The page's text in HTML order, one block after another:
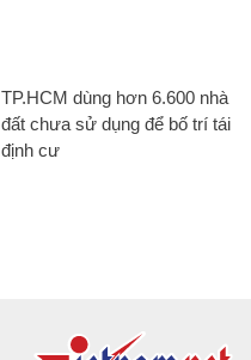
TP.HCM dùng hơn 6.600 nhà
đất chưa sử dụng để bố trí tái
định cư